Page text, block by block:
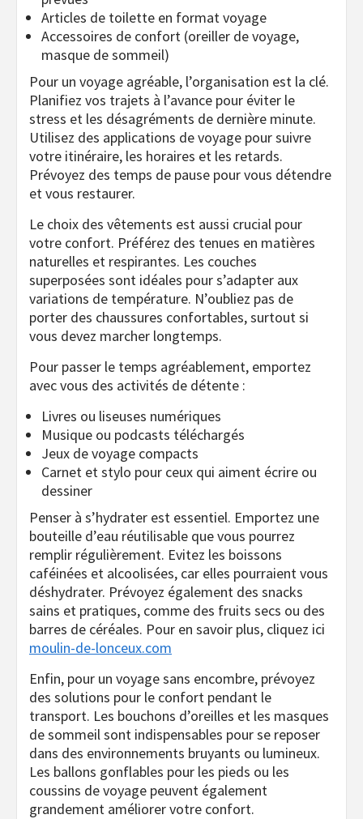
Articles de toilette en format voyage
Accessoires de confort (oreiller de voyage,
masque de sommeil)
Pour un voyage agréable, l’organisation est la clé.
Planifiez vos trajets à l’avance pour éviter le
stress et les désagréments de dernière minute.
Utilisez des applications de voyage pour suivre
votre itinéraire, les horaires et les retards.
Prévoyez des temps de pause pour vous détendre
et vous restaurer.
Le choix des vêtements est aussi crucial pour
votre confort. Préférez des tenues en matières
naturelles et respirantes. Les couches
superposées sont idéales pour s’adapter aux
variations de température. N’oubliez pas de
porter des chaussures confortables, surtout si
vous devez marcher longtemps.
Pour passer le temps agréablement, emportez
avec vous des activités de détente :
Livres ou liseuses numériques
Musique ou podcasts téléchargés
Jeux de voyage compacts
Carnet et stylo pour ceux qui aiment écrire ou
dessiner
Penser à s’hydrater est essentiel. Emportez une
bouteille d’eau réutilisable que vous pourrez
remplir régulièrement. Evitez les boissons
caféinées et alcoolisées, car elles pourraient vous
déshydrater. Prévoyez également des snacks
sains et pratiques, comme des fruits secs ou des
barres de céréales. Pour en savoir plus, cliquez ici
moulin-de-lonceux.com
Enfin, pour un voyage sans encombre, prévoyez
des solutions pour le confort pendant le
transport. Les bouchons d’oreilles et les masques
de sommeil sont indispensables pour se reposer
dans des environnements bruyants ou lumineux.
Les ballons gonflables pour les pieds ou les
coussins de voyage peuvent également
grandement améliorer votre confort.